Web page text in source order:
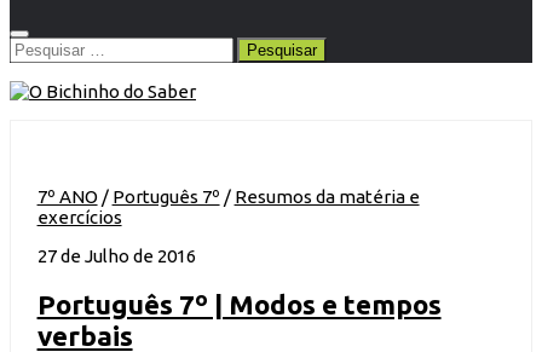
Pesquisar
por:
7º ANO / Português 7º / Resumos da matéria e
exercícios
27 de Julho de 2016
Português 7º | Modos e tempos
verbais